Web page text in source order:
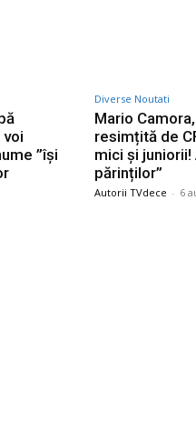
”își
Diverse Noutati
Mario
resimțită de
mici și juniorii!
părinților”
Autorii TVdece - 6